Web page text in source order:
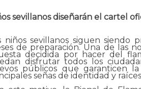
sevillanos diseñarán el cartel
niños sevillanos siguen siendo
de preparación. Una de las
decidida por hacer del
disfrutar todos los
públicos que garanticen
señas de identidad y